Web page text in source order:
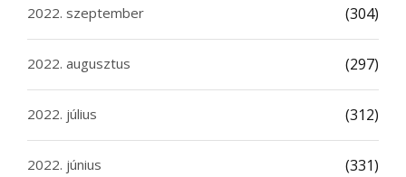
2022. szeptember (304)
2022. augusztus (297)
2022. július (312)
2022. június (331)